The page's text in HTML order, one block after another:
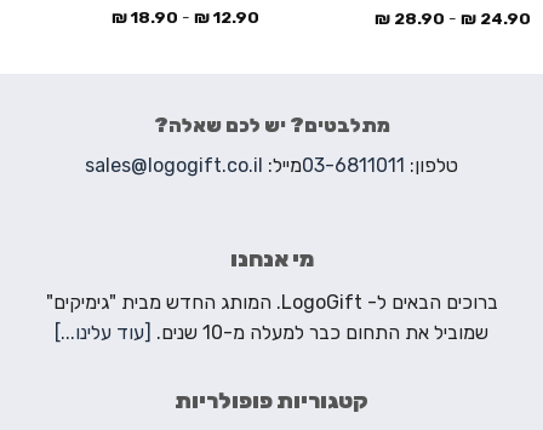
24.90
₪
-
28.90
₪
12.90
₪
-
18.90
₪
מתלבטים? יש לכם שאלה?
טלפון: 03-6811011מייל: sales@logogift.co.il
מי אנחנו
ברוכים הבאים ל- LogoGift. המותג החדש מבית "גימיקים"
שמוביל את התחום כבר למעלה מ-10 שנים.
[עוד עלינו...]
קטגוריות פופולריות